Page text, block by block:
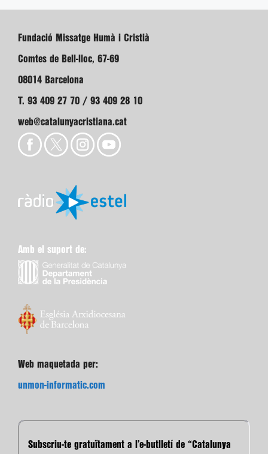
Fundació Missatge Humà i Cristià
Comtes de Bell-lloc, 67-69
08014 Barcelona
T. 93 409 27 70 / 93 409 28 10
web@catalunyacristiana.cat
Amb el suport de:
Web maquetada per:
unmon-informatic.com
Subscriu-te gratuïtament a l’e-butlletí de “Catalunya